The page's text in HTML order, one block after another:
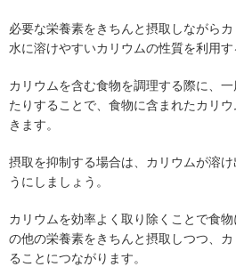
必要な栄養素をきちんと摂取しながらカ
水に溶けやすいカリウムの性質を利用す
カリウムを含む食物を調理する際に、
たりすることで、食物に含まれたカリ
きます。
摂取を抑制する場合は、カリウムが溶
うにしましょう。
カリウムを効率よく取り除くことで食
の他の栄養素をきちんと摂取しつつ、
ることにつながります。